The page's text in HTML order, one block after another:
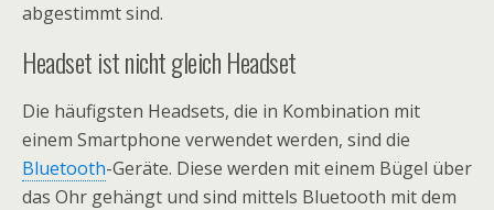
abgestimmt sind.
Headset ist nicht gleich Headset
Die häufigsten Headsets, die in Kombination mit
einem Smartphone verwendet werden, sind die
Bluetooth-Geräte. Diese werden mit einem Bügel über
das Ohr gehängt und sind mittels Bluetooth mit dem